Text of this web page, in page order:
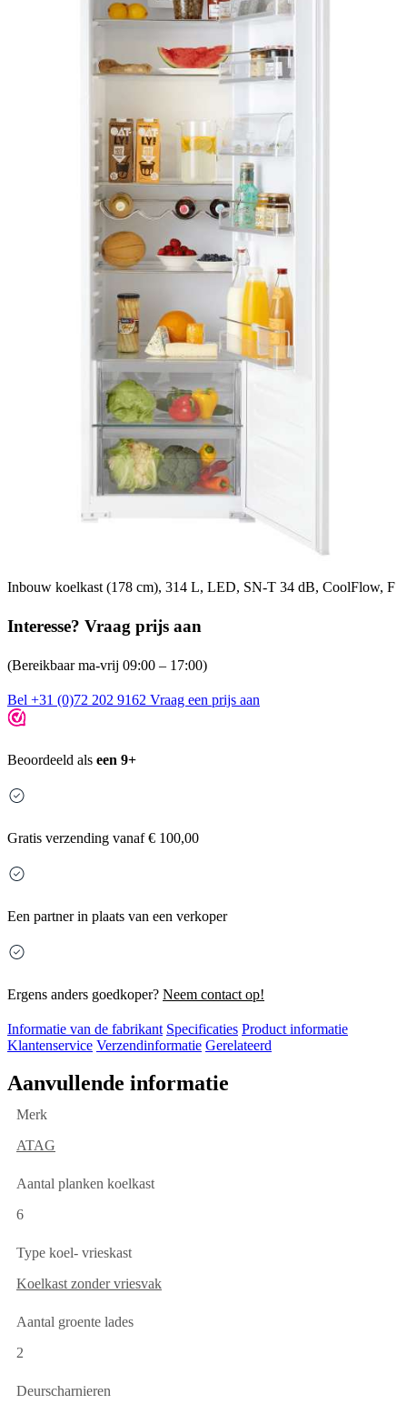
Inbouw koelkast (178 cm), 314 L, LED, SN-T 34 dB, CoolFlow, F
Interesse? Vraag prijs aan
(Bereikbaar ma-vrij 09:00 – 17:00)
Bel +31 (0)72 202 9162 Vraag een prijs aan
Beoordeeld als een 9+
Gratis verzending vanaf € 100,00
Een partner in plaats van een verkoper
Ergens anders goedkoper? Neem contact op!
Informatie van de fabrikant Specificaties Product informatie
Klantenservice Verzendinformatie Gerelateerd
Aanvullende informatie
Merk
ATAG
Aantal planken koelkast
6
Type koel- vrieskast
Koelkast zonder vriesvak
Aantal groente lades
2
Deurscharnieren